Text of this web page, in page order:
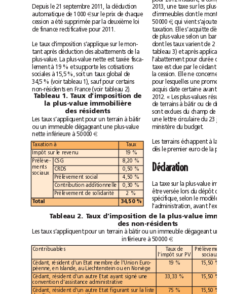
Depuis le 21septembre 2011, la déduction
automatique de 1000 €
sur le prix de chaque
cession a été supprimée par la deuxième loi
de finance rectificative pour 2011.
Le taux d’imposition s’applique sur le mon-
tant après déduction des abattements de la
plus-value. La plus-value nette est taxée fisca-
lement à 19% et supporte les cotisations
sociales à 15,5%, soit un taux global de
34,5% (voir tableau1), sauf pour certains
non-résidents en France (voir tableau2).
Les taux s’appliquent pour un terrain à bâtir
ou un immeuble dégageant une plus-value
nette inférieure à 50000 €.
50000 €
ministère du budget.
Déclaration
Taxation à
Taux
Impôt sur le revenu
19%
Prélève-
ments
sociaux
CSG
8,20%
CRDS
0,50%
4,50%
Contribution additionnelle 0,30%
Prélèvement de solidarité 2%
Total 34,50%
Tableau1. Taux d’imposition de
la plus-value immobilière
des résidents
des non-résidents
inférieure à 50000 €.
Contribuables
Taux de
l’impôt sur PV
sociaux
Cédant, résident d’un Etat membre de l’Union Euro-
péenne, en Islande, au Liechtenstein ou en Norvège
19% 15,50%
Cédant, résident d’un autre Etat ayant signé une
convention d'assistance administrative
33,33% 15,50%
Cédant, résident d’un autre Etat figurant sur la liste
75% 15,50%